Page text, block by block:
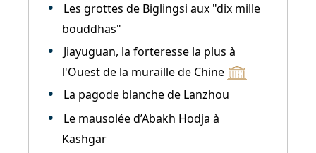
Les grottes de Biglingsi aux "dix mille
bouddhas"
Jiayuguan, la forteresse la plus à
l'Ouest de la muraille de Chine
La pagode blanche de Lanzhou
Le mausolée d’Abakh Hodja à
Kashgar